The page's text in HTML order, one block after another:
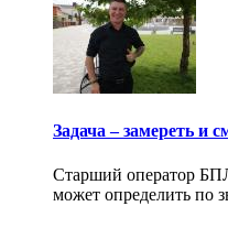
Задача – замереть и
Старший оператор
может определить по